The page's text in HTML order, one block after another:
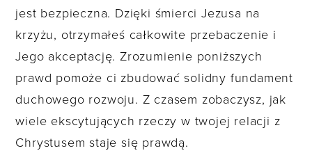
jest bezpieczna. Dzięki śmierci Jezusa na
krzyżu, otrzymałeś całkowite przebaczenie i
Jego akceptację. Zrozumienie poniższych
prawd pomoże ci zbudować solidny fundament
duchowego rozwoju. Z czasem zobaczysz, jak
wiele ekscytujących rzeczy w twojej relacji z
Chrystusem staje się prawdą.